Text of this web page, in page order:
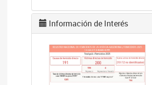
Información de Interés